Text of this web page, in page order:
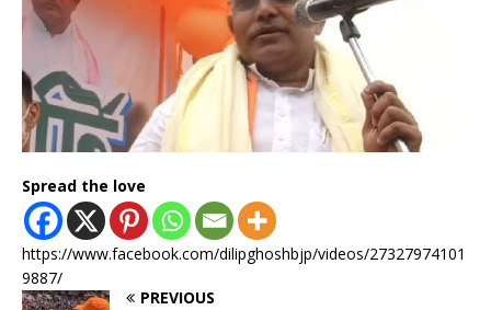
Spread the love
https://www.facebook.com/dilipghoshbjp/videos/27327974101
9887/
PREVIOUS